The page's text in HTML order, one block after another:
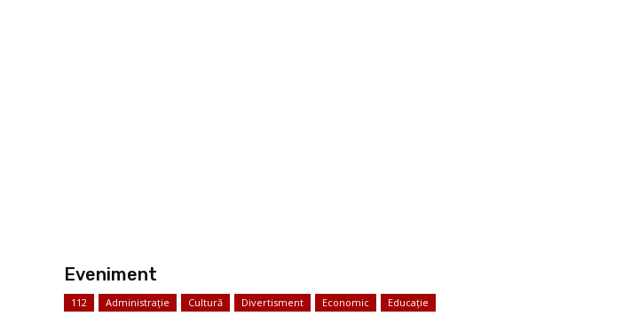
Eveniment
112 Administrație Cultură Divertisment Economic Educație